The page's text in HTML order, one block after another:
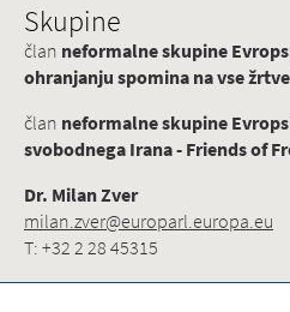
Skupine
član neformalne skupine
ohranjanju spomina na vse
član neformalne skupine
svobodnega Irana - Friends of
Dr. Milan Zver
milan.zver@europarl.europa.eu
T: +32 2 28 45315